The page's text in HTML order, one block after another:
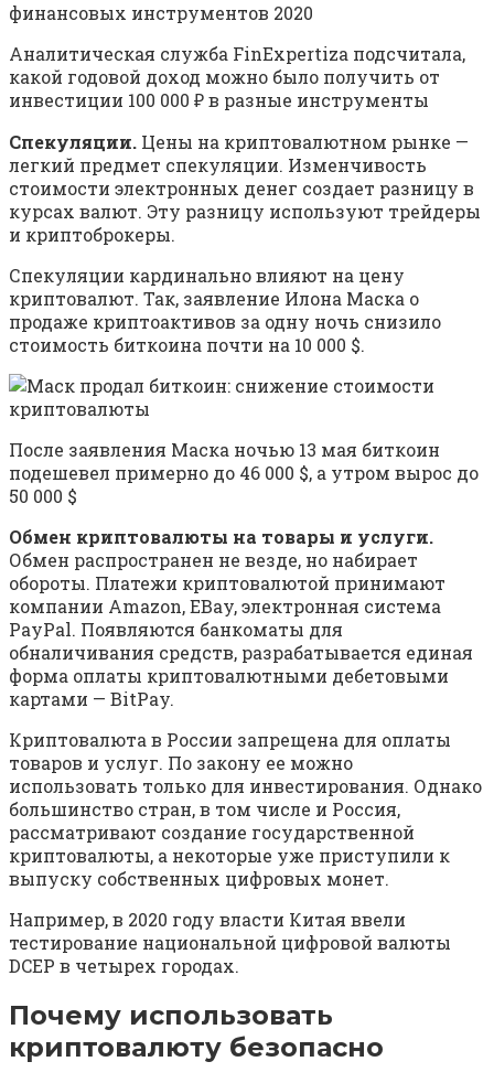
Аналитическая служба FinExpertiza подсчитала,
какой годовой доход можно было получить от
инвестиции 100 000 ₽ в разные инструменты
Спекуляции. Цены на криптовалютном рынке —
легкий предмет спекуляции. Изменчивость
стоимости электронных денег создает разницу в
курсах валют. Эту разницу используют трейдеры
и криптоброкеры.
Спекуляции кардинально влияют на цену
криптовалют. Так, заявление Илона Маска о
продаже криптоактивов за одну ночь снизило
стоимость биткоина почти на 10 000 $.
После заявления Маска ночью 13 мая биткоин
подешевел примерно до 46 000 $, а утром вырос до
50 000 $
Обмен криптовалюты на товары и услуги.
Обмен распространен не везде, но набирает
обороты. Платежи криптовалютой принимают
компании Amazon, EBay, электронная система
PayPal. Появляются банкоматы для
обналичивания средств, разрабатывается единая
форма оплаты криптовалютными дебетовыми
картами — BitPay.
Криптовалюта в России запрещена для оплаты
товаров и услуг. По закону ее можно
использовать только для инвестирования. Однако
большинство стран, в том числе и Россия,
рассматривают создание государственной
криптовалюты, а некоторые уже приступили к
выпуску собственных цифровых монет.
Например, в 2020 году власти Китая ввели
тестирование национальной цифровой валюты
DCEP в четырех городах.
Почему использовать
криптовалюту безопасно